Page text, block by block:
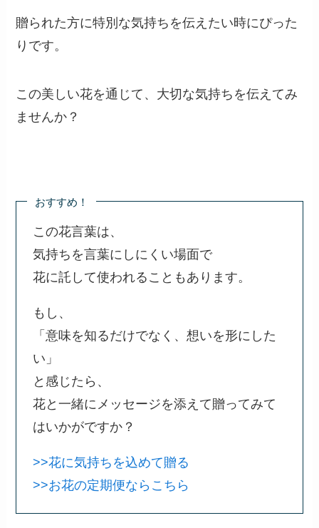
贈られた方に特別な気持ちを伝えたい時にぴった
りです。
この美しい花を通じて、大切な気持ちを伝えてみ
ませんか？
おすすめ！
この花言葉は、
気持ちを言葉にしにくい場面で
花に託して使われることもあります。
もし、
「意味を知るだけでなく、想いを形にした
い」
と感じたら、
花と一緒にメッセージを添えて贈ってみて
はいかがですか？
>>花に気持ちを込めて贈る
>>お花の定期便ならこちら